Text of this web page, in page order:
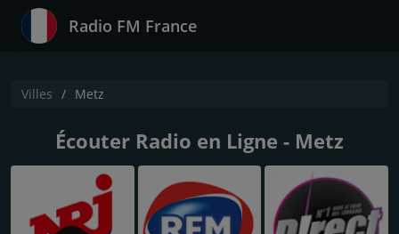
Radio FM France
Villes Metz
Écouter Radio en Ligne - Metz